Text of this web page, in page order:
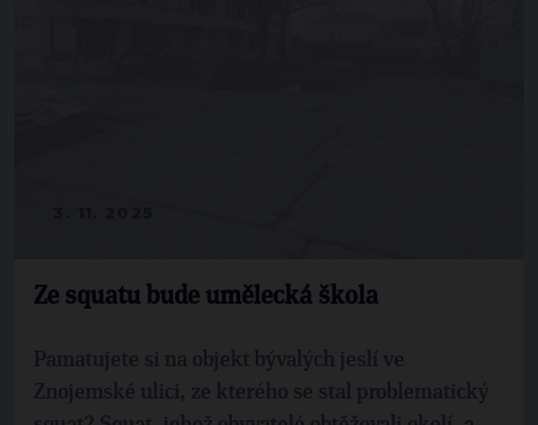
Ze squatu bude umělecká škola
Pamatujete si na objekt bývalých jeslí ve
Znojemské ulici, ze kterého se stal problematický